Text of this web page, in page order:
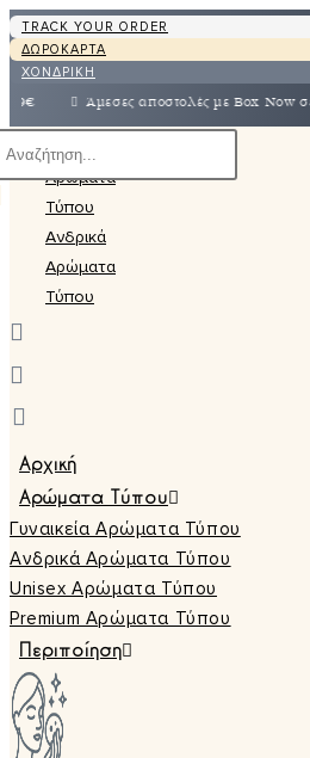
TRACK YOUR ORDER
ΔΩΡΟΚΑΡΤΑ
ΧΟΝΔΡΙΚΗ
Άμεσες αποστολές με Box Now σε
Αρχική
Αρώματα Τύπου
Γυναικεία Αρώματα Τύπου
Ανδρικά Αρώματα Τύπου
Unisex Αρώματα Τύπου
Premium Αρώματα Τύπου
Περιποίηση